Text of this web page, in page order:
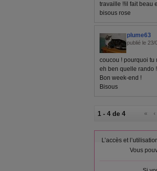
travaille !!il fait beau
bisous rose
plume63
publié le
coucou ! pourquoi tu
eh ben quelle rando
Bon week-end !
Bisous
1 - 4 de 4 «
L’accès et
Vous